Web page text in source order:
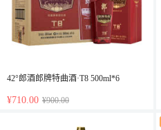
42°郎酒郎牌特曲酒·T8 500ml*6
¥710.00 ¥900.00